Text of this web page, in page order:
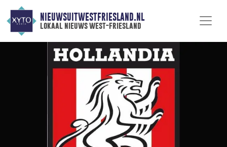
NIEUWSUITWESTFRIESLAND.NL
lokaal nieuws west-friesland